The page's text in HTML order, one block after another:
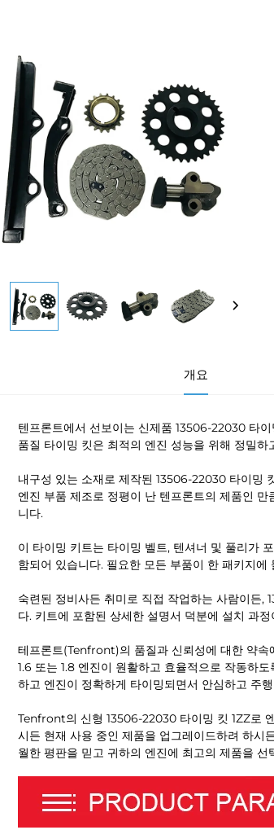
개요
텐프론트에서 선보이는 신제품 13506-22030 타
품질 타이밍 킷은 최적의 엔진 성능을 위해 정밀
내구성 있는 소재로 제작된 13506-22030 타이밍
엔진 부품 제조로 정평이 난 텐프론트의 제품인
니다.
이 타이밍 키트는 타이밍 벨트, 텐셔너 및 풀리가
함되어 있습니다. 필요한 모든 부품이 한 패키지
숙련된 정비사든 취미로 직접 작업하는 사람이든
다. 키트에 포함된 상세한 설명서 덕분에 설치 과
테프론트(Tenfront)의 품질과 신뢰성에 대한 약
1.6 또는 1.8 엔진이 원활하고 효율적으로 작동하
하고 엔진이 정확하게 타이밍되면서 안심하고 주
Tenfront의 신형 13506-22030 타이밍 킷 1ZZ로
시든 현재 사용 중인 제품을 업그레이드하려 하시
월한 평판을 믿고 귀하의 엔진에 최고의 제품을 선